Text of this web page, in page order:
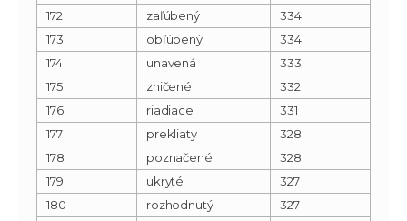
172
zaľúbený
334
173
obľúbený
334
174
unavená
333
175
zničené
332
176
riadiace
331
177
prekliaty
328
178
poznačené
328
179
ukryté
327
180
rozhodnutý
327